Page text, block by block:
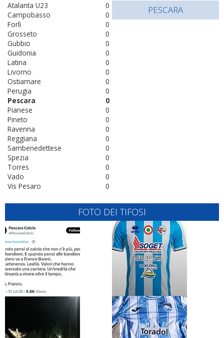
0
Atalanta U23
0
Campobasso
0
Forlì
0
Grosseto
0
Gubbio
0
Guidonia
0
Latina
0
Livorno
0
Ostiamare
0
Perugia
0
Pescara
0
Pianese
0
Pineto
0
Ravenna
0
Reggiana
0
Sambenedettese
0
Spezia
0
Torres
0
Vado
0
Vis Pesaro
PESCARA
FOTO DEI TIFOSI